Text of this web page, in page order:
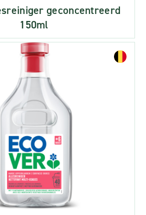
geconcentreerd
150ml